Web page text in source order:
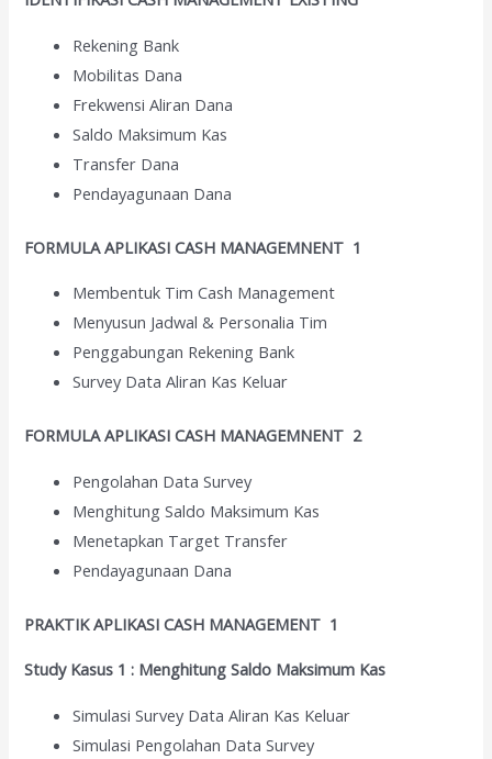
Rekening Bank
Mobilitas Dana
Frekwensi Aliran Dana
Saldo Maksimum Kas
Transfer Dana
Pendayagunaan Dana
FORMULA APLIKASI CASH MANAGEMNENT 1
Membentuk Tim Cash Management
Menyusun Jadwal & Personalia Tim
Penggabungan Rekening Bank
Survey Data Aliran Kas Keluar
FORMULA APLIKASI CASH MANAGEMNENT 2
Pengolahan Data Survey
Menghitung Saldo Maksimum Kas
Menetapkan Target Transfer
Pendayagunaan Dana
PRAKTIK APLIKASI CASH MANAGEMENT 1
Study Kasus 1 : Menghitung Saldo Maksimum Kas
Simulasi Survey Data Aliran Kas Keluar
Simulasi Pengolahan Data Survey